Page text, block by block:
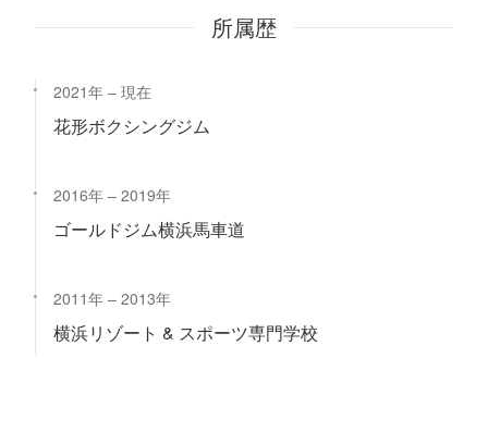
所属歴
2021年 現在
花形ボクシングジム
2016年 2019年
ゴールドジム横浜馬車道
2011年 2013年
横浜リゾート & スポーツ専門学校